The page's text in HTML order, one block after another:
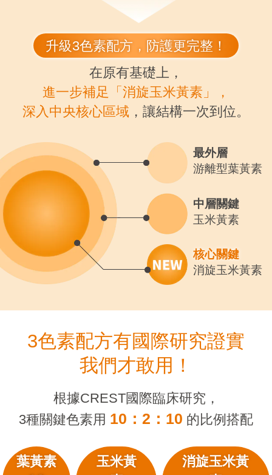
升級3色素配方，防護更完整！
在原有基礎上，
進一步補足「消旋玉米黃素」，
深入中央核心區域 ，讓結構一次到位。
最外層
游離型葉黃素
中層關鍵
玉米黃素
核心關鍵
消旋玉米黃素
3色素配方有國際研究證實
我們才敢用！
根據CREST國際臨床研究，
3種關鍵色素用 10：2：10 的比例搭配
葉黃素
玉米黃
消旋玉米黃